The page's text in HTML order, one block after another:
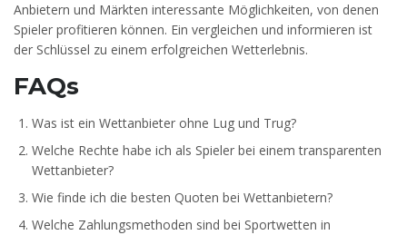
Anbietern und Märkten interessante Möglichkeiten, von denen
Spieler profitieren können. Ein vergleichen und informieren ist
der Schlüssel zu einem erfolgreichen Wetterlebnis.
FAQs
Was ist ein Wettanbieter ohne Lug und Trug?
Welche Rechte habe ich als Spieler bei einem transparenten
Wettanbieter?
Wie finde ich die besten Quoten bei Wettanbietern?
Welche Zahlungsmethoden sind bei Sportwetten in